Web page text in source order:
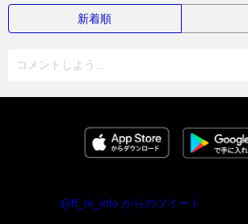
新着順
コメントしよう...
@ff_rk_info からのツイート